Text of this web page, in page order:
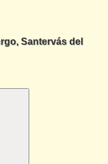
Santervás del